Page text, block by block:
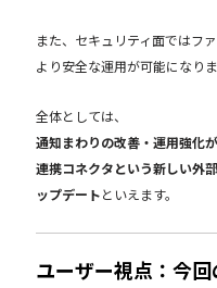
また、セキュリティ面ではフ
より安全な運用が可能になりま
全体としては、
通知まわりの改善・運用強化
連携コネクタという新しい外
ップデートといえます。
ユーザー視点：今